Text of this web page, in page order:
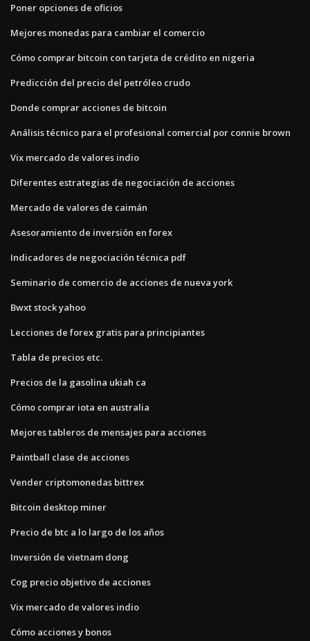
Poner opciones de oficios
Mejores monedas para cambiar el comercio
Cómo comprar bitcoin con tarjeta de crédito en nigeria
Predicción del precio del petróleo crudo
Donde comprar acciones de bitcoin
Análisis técnico para el profesional comercial por connie brown
Vix mercado de valores indio
Diferentes estrategias de negociación de acciones
Mercado de valores de caimán
Asesoramiento de inversión en forex
Indicadores de negociación técnica pdf
Seminario de comercio de acciones de nueva york
Bwxt stock yahoo
Lecciones de forex gratis para principiantes
Tabla de precios etc.
Precios de la gasolina ukiah ca
Cómo comprar iota en australia
Mejores tableros de mensajes para acciones
Paintball clase de acciones
Vender criptomonedas bittrex
Bitcoin desktop miner
Precio de btc a lo largo de los años
Inversión de vietnam dong
Cog precio objetivo de acciones
Vix mercado de valores indio
Cómo acciones y bonos